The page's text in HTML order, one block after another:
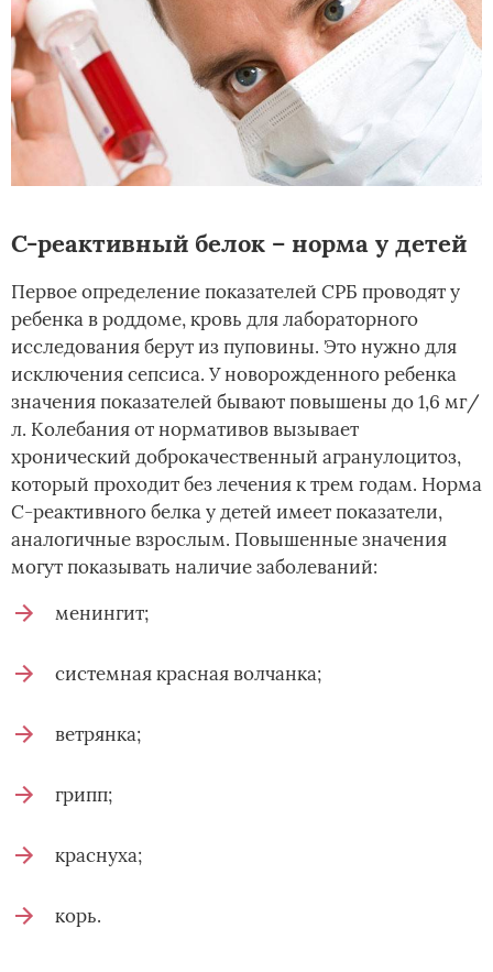
С-реактивный белок – норма у детей
Первое определение показателей СРБ проводят у
ребенка в роддоме, кровь для лабораторного
исследования берут из пуповины. Это нужно для
исключения сепсиса. У новорожденного ребенка
значения показателей бывают повышены до 1,6 мг/
л. Колебания от нормативов вызывает
хронический доброкачественный агранулоцитоз,
который проходит без лечения к трем годам. Норма
С-реактивного белка у детей имеет показатели,
аналогичные взрослым. Повышенные значения
могут показывать наличие заболеваний:
менингит;
системная красная волчанка;
ветрянка;
грипп;
краснуха;
корь.